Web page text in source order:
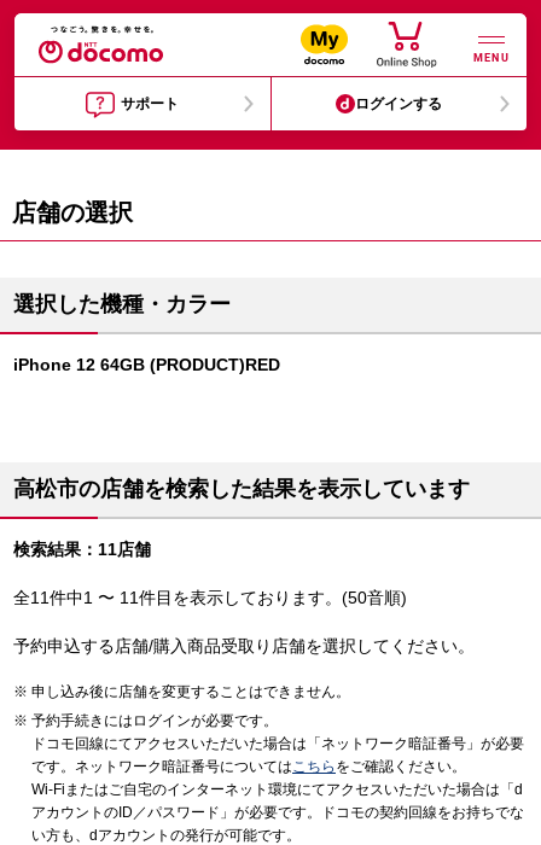
MENU
サポート ログインする
店舗の選択
選択した機種・カラー
iPhone 12 64GB (PRODUCT)RED
高松市の店舗を検索した結果を表示しています
検索結果：11店舗
全11件中1 〜 11件目を表示しております。(50音順)
予約申込する店舗/購入商品受取り店舗を選択してください。
申し込み後に店舗を変更することはできません。
予約手続きにはログインが必要です。
ドコモ回線にてアクセスいただいた場合は「ネットワーク暗証番号」が必要
です。ネットワーク暗証番号についてはこちら をご確認ください。
Wi-Fiまたはご自宅のインターネット環境にてアクセスいただいた場合は「d
アカウントのID／パスワード」が必要です。ドコモの契約回線をお持ちでな
い方も、dアカウントの発行が可能です。